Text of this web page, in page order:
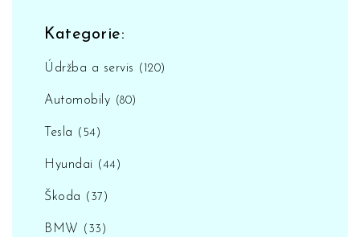
Kategorie:
Údržba a servis (120)
Automobily (80)
Tesla (54)
Hyundai (44)
Škoda (37)
BMW (33)